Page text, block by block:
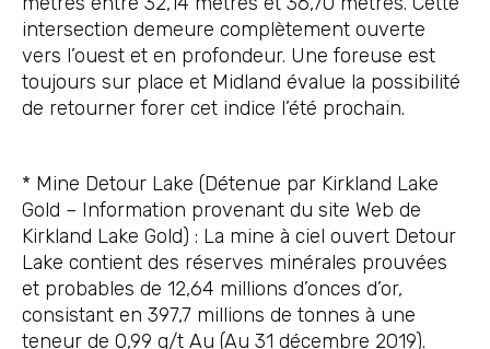
intersection demeure complètement ouverte
vers l’ouest et en profondeur. Une foreuse est
toujours sur place et Midland évalue la possibilité
de retourner forer cet indice l’été prochain.
* Mine Detour Lake (Détenue par Kirkland Lake
Gold – Information provenant du site Web de
Kirkland Lake Gold) : La mine à ciel ouvert Detour
Lake contient des réserves minérales prouvées
et probables de 12,64 millions d’onces d’or,
consistant en 397,7 millions de tonnes à une
teneur de 0,99 g/t Au (Au 31 décembre 2019).